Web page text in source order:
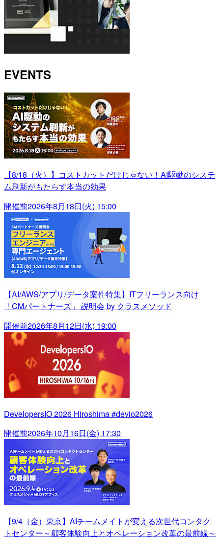
EVENTS
【8/18（火）】コストカットだけじゃない！AI駆動のシステ
ム刷新がもたらす本当の効果
開催前2026年8月18日(火) 15:00
【AI/AWS/アプリ/データ案件特集】ITフリーランス向け
「CMパートナーズ」 説明会 by クラスメソッド
開催前2026年8月12日(水) 19:00
DevelopersIO 2026 Hiroshima #devio2026
開催前2026年10月16日(金) 17:30
【9/4（金）東京】AIチームメイトが変える次世代コンタク
トセンター～顧客体験向上とオペレーション改革の最前線～